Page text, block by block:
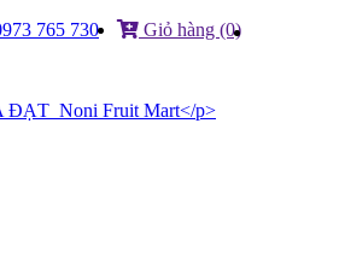
765 730 Giỏ hàng (0)